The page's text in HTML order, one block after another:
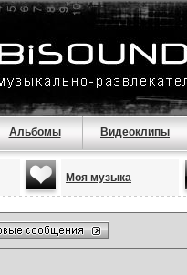
Альбомы Видеоклипы
Моя музыка